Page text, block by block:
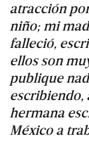
atracción
niño; mi
falleció,
ellos son
publique
escribiendo,
hermana
México a